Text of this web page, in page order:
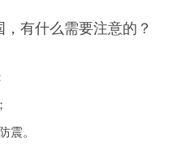
有什么需要注意的？
。